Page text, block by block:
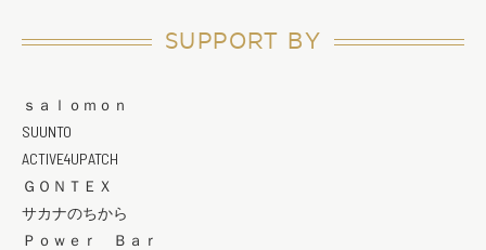
SUPPORT BY
ｓａｌｏｍｏｎ
SUUNTO
ACTIVE4UPATCH
ＧＯＮＴＥＸ
サカナのちから
Ｐｏｗｅｒ Ｂａｒ